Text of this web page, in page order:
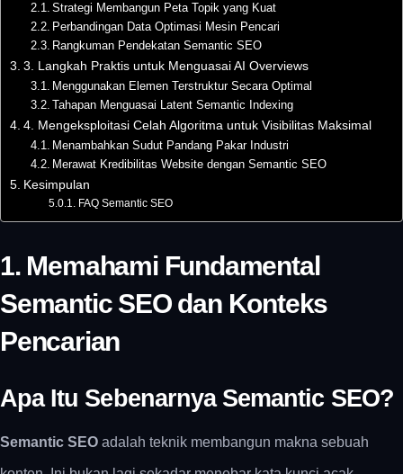
Strategi Membangun Peta Topik yang Kuat
Perbandingan Data Optimasi Mesin Pencari
Rangkuman Pendekatan Semantic SEO
3. Langkah Praktis untuk Menguasai AI Overviews
Menggunakan Elemen Terstruktur Secara Optimal
Tahapan Menguasai Latent Semantic Indexing
4. Mengeksploitasi Celah Algoritma untuk Visibilitas Maksimal
Menambahkan Sudut Pandang Pakar Industri
Merawat Kredibilitas Website dengan Semantic SEO
Kesimpulan
FAQ Semantic SEO
1. Memahami Fundamental
Semantic SEO dan Konteks
Pencarian
Apa Itu Sebenarnya Semantic SEO?
Semantic SEO adalah teknik membangun makna sebuah